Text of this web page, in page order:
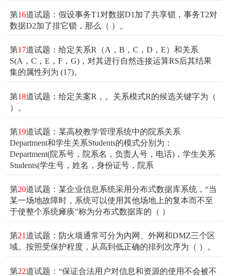
第16道试题：假设事务T1对数据D1加了共享锁，事务T2对
数据D2加了排它锁，那么（ ）。
第17道试题：给定关系R（A，B，C，D，E）和关系
S(A，C，E，F，G)，对其进行自然连接运算RS后其结果
集的属性列为 (17)。
第18道试题：给定关案R ，。关系模式R的候选关键字为（
）。
第19道试题：某高校教学管理系统中的院系关系
Department和学生关系Students的模式分别为：
Department(院系号，院系名，负责人号，电话)，学生关系
Students(学生号，姓名，身份证号，院系
第20道试题：某企业信息系统采用分布式数据库系统，“当
某一场地故障时，系统可以使用其他场地上的复本而不至
于使整个系统瘫痪”称为分布式数据库的（ ）
第21道试题：防火墙通常可分为内网、外网和DMZ三个区
域。按照受保护程度，从高到低正确的排列次序为（ ）。
第22道试题：“保证合法用户对信息和资源的使用不会被不